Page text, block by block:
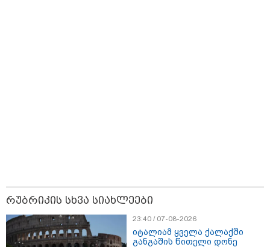
თბილისი - ბუდაპეშტი 1421.00
ლარიდან
რუბრიკის სხვა სიახლეები
23:40 / 07-08-2026
იტალიამ ყველა ქალაქში
განგაშის წითელი დონე